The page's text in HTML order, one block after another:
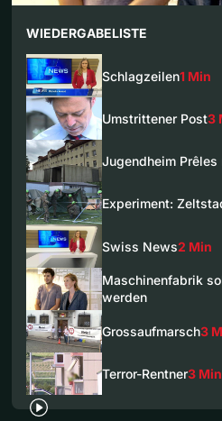
WIEDERGABELISTE
Schlagzeilen1 Min
Umstrittener Post3
Jugendheim
Experiment:
Swiss News2 Min
Maschinenfabrik
werden
Grossaufmarsch3
Terror-Rentner3 Min